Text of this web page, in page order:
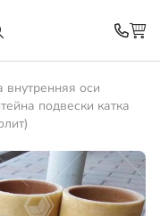
внутренняя оси
подвески катка